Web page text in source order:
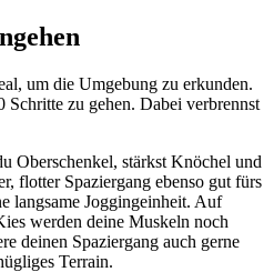
um die Umgebung zu erkunden.
Schritte zu gehen. Dabei verbrennst
Oberschenkel, stärkst Knöchel und
flotter Spaziergang ebenso gut fürs
langsame Joggingeinheit. Auf
werden deine Muskeln noch
deinen Spaziergang auch gerne
Terrain.